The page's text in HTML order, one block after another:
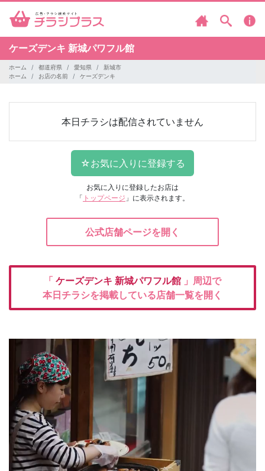
ケーズデンキ 新城パワフル館
ホーム 都道府県 愛知県
新城市
ホーム
お店の名前 ケーズデンキ
本日チラシは配信されていません
お気に入りに登録したお店は
「 トップページ 」に表示されます。
公式店舗ページを開く
「 ケーズデンキ 新城パワフル館 」周辺で
本日チラシを掲載している店舗一覧を開く